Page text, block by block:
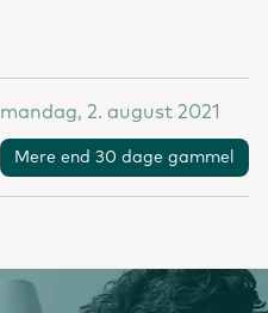
mandag, 2. august 2021
Mere end 30 dage gammel